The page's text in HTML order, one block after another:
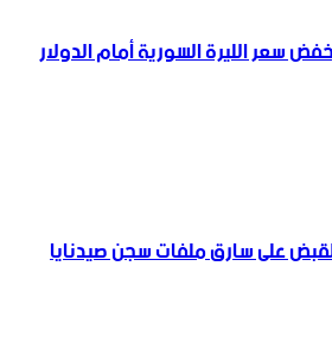
سعر الليرة السورية أمام الدولار
على سارق ملفات سجن صيدنايا